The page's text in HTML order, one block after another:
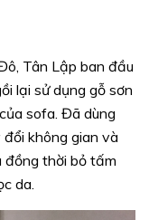
Tân Lập ban đầu
lại sử dụng gỗ sơn
sofa. Đã dùng
không gian và
đồng thời bỏ tấm
da.